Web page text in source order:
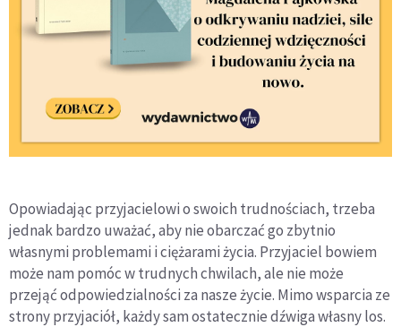
Opowiadając przyjacielowi o swoich trudnościach, trzeba
jednak bardzo uważać, aby nie obarczać go zbytnio
własnymi problemami i ciężarami życia. Przyjaciel bowiem
może nam pomóc w trudnych chwilach, ale nie może
przejąć odpowiedzialności za nasze życie. Mimo wsparcia ze
strony przyjaciół, każdy sam ostatecznie dźwiga własny los.